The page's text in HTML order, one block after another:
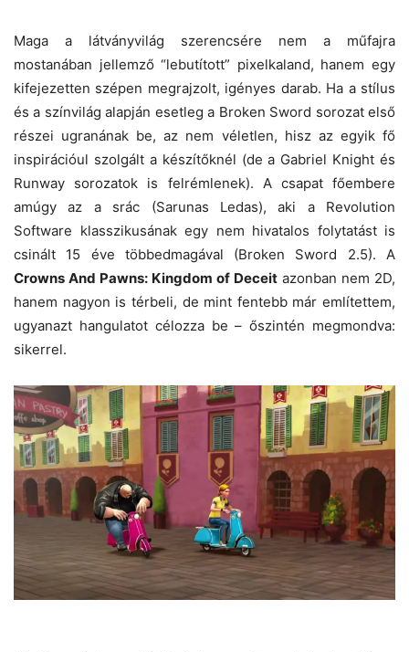
Maga a látványvilág szerencsére nem a műfajra
mostanában jellemző “lebutított” pixelkaland, hanem egy
kifejezetten szépen megrajzolt, igényes darab. Ha a stílus
és a színvilág alapján esetleg a Broken Sword sorozat első
részei ugranának be, az nem véletlen, hisz az egyik fő
inspirációul szolgált a készítőknél (de a Gabriel Knight és
Runway sorozatok is felrémlenek). A csapat főembere
amúgy az a srác (Sarunas Ledas), aki a Revolution
Software klasszikusának egy nem hivatalos folytatást is
csinált 15 éve többedmagával (Broken Sword 2.5). A
Crowns And Pawns: Kingdom of Deceit azonban nem 2D,
hanem nagyon is térbeli, de mint fentebb már említettem,
ugyanazt hangulatot célozza be – őszintén megmondva:
sikerrel.